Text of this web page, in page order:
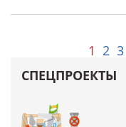
1 2 3
СПЕЦПРОЕКТЫ